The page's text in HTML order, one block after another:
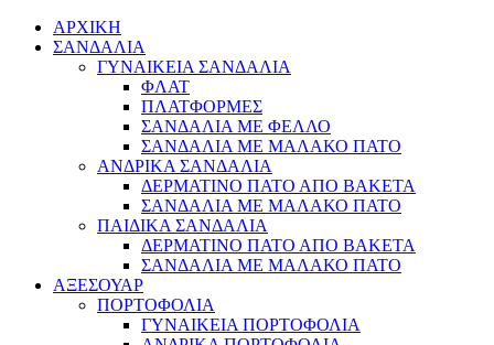
ΑΡΧΙΚΗ
ΣΑΝΔΑΛΙΑ
ΓΥΝΑΙΚΕΙΑ ΣΑΝΔΑΛΙΑ
ΦΛΑΤ
ΠΛΑΤΦΟΡΜΕΣ
ΣΑΝΔΑΛΙΑ ΜΕ ΦΕΛΛΟ
ΣΑΝΔΑΛΙΑ ΜΕ ΜΑΛΑΚΟ ΠΑΤΟ
ΑΝΔΡΙΚΑ ΣΑΝΔΑΛΙΑ
ΔΕΡΜΑΤΙΝΟ ΠΑΤΟ ΑΠΟ ΒΑΚΕΤΑ
ΣΑΝΔΑΛΙΑ ΜΕ ΜΑΛΑΚΟ ΠΑΤΟ
ΠΑΙΔΙΚΑ ΣΑΝΔΑΛΙΑ
ΔΕΡΜΑΤΙΝΟ ΠΑΤΟ ΑΠΟ ΒΑΚΕΤΑ
ΣΑΝΔΑΛΙΑ ΜΕ ΜΑΛΑΚΟ ΠΑΤΟ
ΑΞΕΣΟΥΑΡ
ΠΟΡΤΟΦΟΛΙΑ
ΓΥΝΑΙΚΕΙΑ ΠΟΡΤΟΦΟΛΙΑ